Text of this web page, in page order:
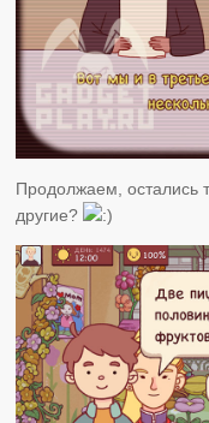
Продолжаем, остались
другие?